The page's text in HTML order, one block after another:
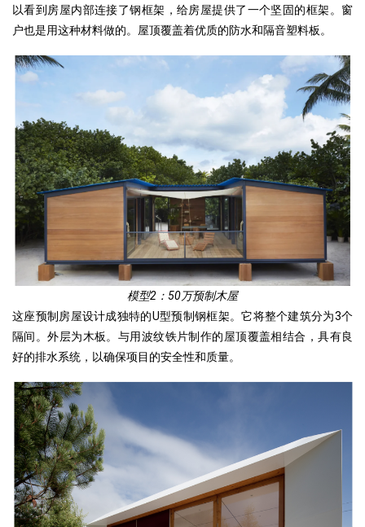
以看到房屋内部连接了钢框架，给房屋提供了一个坚固的框架。窗
户也是用这种材料做的。屋顶覆盖着优质的防水和隔音塑料板。
模型2：50万预制木屋
这座预制房屋设计成独特的U型预制钢框架。它将整个建筑分为3个
隔间。外层为木板。与用波纹铁片制作的屋顶覆盖相结合，具有良
好的排水系统，以确保项目的安全性和质量。